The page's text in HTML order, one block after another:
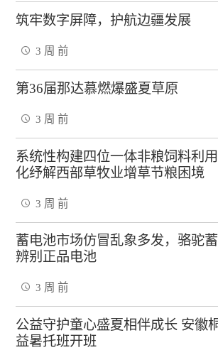
筑牢数字屏障，护航边疆发展
3 周 前
第36届那达慕燃爆盛夏草原
3 周 前
系统性构建四位一体非粮饲料利
化纾解西部草牧业增草节粮困境
3 周 前
蓄电池市场仿冒乱象多发，骆驼
辨别正品电池
3 周 前
公益守护童心盛夏相伴成长 安徽
益暑托班开班